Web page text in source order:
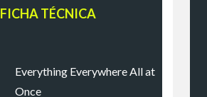
FICHA TÉCNICA
Everything Everywhere All at
Once